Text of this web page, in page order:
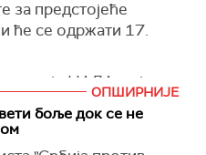
November 22, 2023
за предстојеће
ће се одржати 17.
НАДА, коју
коју је поднео
као и листа
је поднела
ОПШИРНИЈЕ
боље док се не